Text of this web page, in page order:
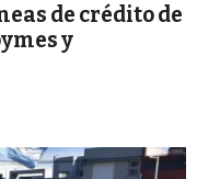
de crédito de
y